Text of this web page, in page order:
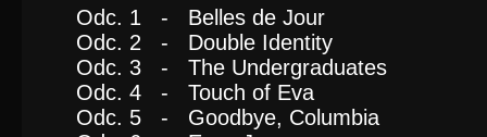
Odc. 1 - Belles de Jour
Odc. 2 - Double Identity
Odc. 3 - The Undergraduates
Odc. 4 - Touch of Eva
Odc. 5 - Goodbye, Columbia